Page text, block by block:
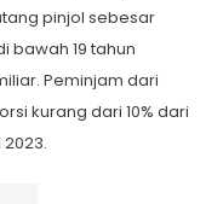
pinjol sebesar
bawah 19 tahun
Peminjam dari
kurang dari 10% dari